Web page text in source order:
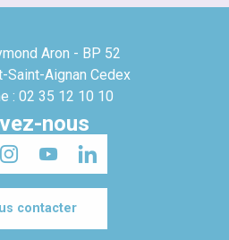
Aron - BP 52
Saint-Aignan Cedex
: 02 35 12 10 10
nous
contacter